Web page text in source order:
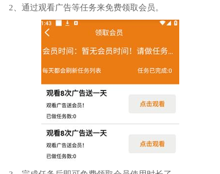
2、通过观看广告等任务来免费领取会员。